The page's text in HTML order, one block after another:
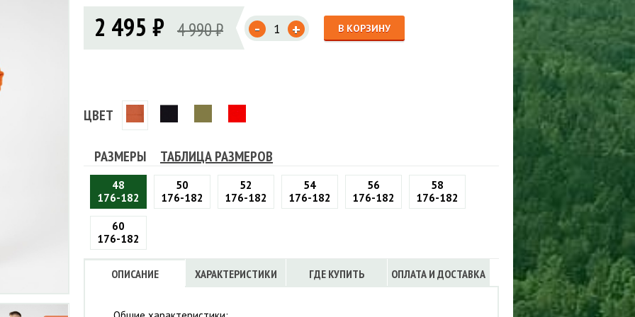
МЕМБРАННАЯ ОДЕЖДА
мембранные
Флисовые брюки
Флисовые кофты
ЖИЛЕТЫ
ТРУСЫ
ЮБКИ, ПЛАТЬЯ
МЕБЕЛЬ
КОБУРЫ, ЧЕХЛЫ, РЕМНИ
КобурыОбложки, сумки
2 495 ₽ 4 990 ₽ - + В КОРЗИНУ
ЦВЕТ
РАЗМЕРЫ ТАБЛИЦА РАЗМЕРОВ
48
176-182
50
176-182
52
176-182
54
176-182
56
176-182
58
176-182
60
176-182
ОПИСАНИЕ ХАРАКТЕРИСТИКИ ГДЕ КУПИТЬ ОПЛАТА И ДОСТАВКА